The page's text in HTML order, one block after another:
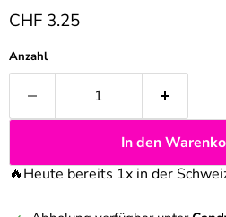
Aktueller Preis
CHF 3.25
Anzahl
In den
🔥Heute bereits 1x in der